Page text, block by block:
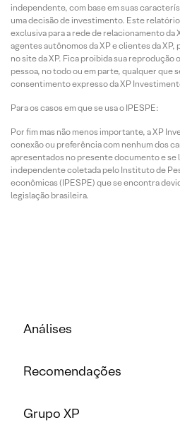
independente, com base em suas
uma decisão de investimento. Este
exclusiva para a rede de relacionamento
agentes autônomos da XP e clientes da
no site da XP. Fica proibida sua
pessoa, no todo ou em parte, qualquer que
consentimento expresso da XP
Para os casos em que se usa o IPESPE:
Por fim mas não menos importante, a XP
conexão ou preferência com nenhum dos
apresentados no presente documento e se
independente coletada pelo Instituto de
econômicas (IPESPE) que se encontra
legislação brasileira.
Análises
Recomendações
Grupo XP